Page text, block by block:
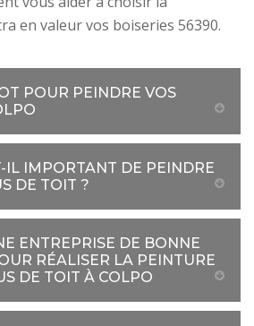
en valeur vos boiseries 56390.
POUR PEINDRE VOS
IL IMPORTANT DE PEINDRE
DE TOIT ?
ENTREPRISE DE BONNE
RÉALISER LA PEINTURE
DE TOIT À COLPO